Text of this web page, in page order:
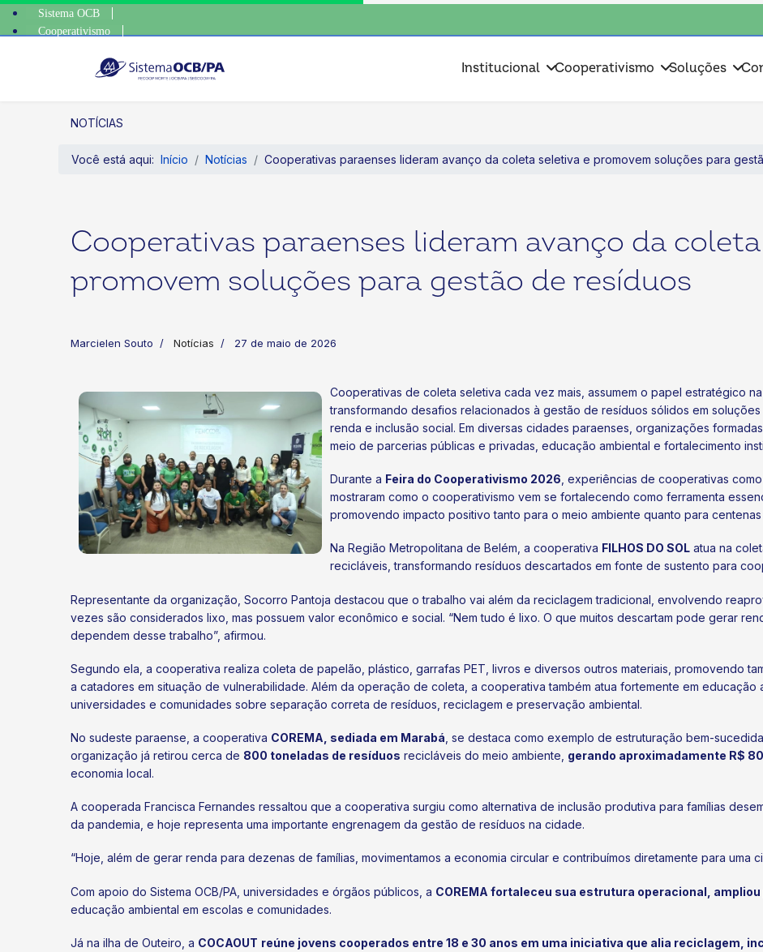
Sistema OCB
Cooperativismo
Institucional Cooperativismo Soluções
NOTÍCIAS
Você está aqui: Início Notícias Cooperativas paraenses lideram avanço da coleta seletiva e promovem soluções para
Cooperativas paraenses lideram avanço da
promovem soluções para gestão de resíduos
Marcielen Souto Notícias 27 de maio de 2026
Cooperativas de coleta seletiva cada vez mais, assumem o papel estratégico
transformando desafios relacionados à gestão de resíduos sólidos em
renda e inclusão social. Em diversas cidades paraenses, organizações
meio de parcerias públicas e privadas, educação ambiental e fortalecimento
Durante a Feira do Cooperativismo 2026 , experiências de cooperativas como
mostraram como o cooperativismo vem se fortalecendo como ferramenta
promovendo impacto positivo tanto para o meio ambiente quanto para centenas
Na Região Metropolitana de Belém, a cooperativa FILHOS DO SOL atua na
recicláveis, transformando resíduos descartados em fonte de sustento para
Representante da organização, Socorro Pantoja destacou que o trabalho vai além da reciclagem tradicional, envolvendo
vezes são considerados lixo, mas possuem valor econômico e social. “Nem tudo é lixo. O que muitos descartam pode gerar
dependem desse trabalho”, afirmou.
Segundo ela, a cooperativa realiza coleta de papelão, plástico, garrafas PET, livros e diversos outros materiais, promovendo
a catadores em situação de vulnerabilidade. Além da operação de coleta, a cooperativa também atua fortemente em educação
universidades e comunidades sobre separação correta de resíduos, reciclagem e preservação ambiental.
No sudeste paraense, a cooperativa COREMA, sediada em Marabá , se destaca como exemplo de estruturação bem-
organização já retirou cerca de 800 toneladas de resíduos recicláveis do meio ambiente, gerando aproximadamente R$
economia local.
A cooperada Francisca Fernandes ressaltou que a cooperativa surgiu como alternativa de inclusão produtiva para famílias
da pandemia, e hoje representa uma importante engrenagem da gestão de resíduos na cidade.
“Hoje, além de gerar renda para dezenas de famílias, movimentamos a economia circular e contribuímos diretamente para uma
Com apoio do Sistema OCB/PA, universidades e órgãos públicos, a COREMA fortaleceu sua estrutura operacional,
educação ambiental em escolas e comunidades.
Já na ilha de Outeiro, a COCAOUT reúne jovens cooperados entre 18 e 30 anos em uma iniciativa que alia reciclagem,